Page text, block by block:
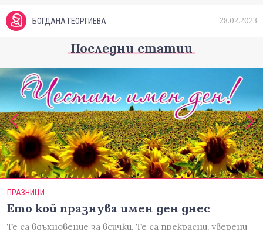
БОГДАНА ГЕОРГИЕВА 28.02.2023
Последни статии
ПРАЗНИЦИ
Ето кой празнува имен ден днес
Те са вдъхновение за всички. Те са прекрасни, уверени